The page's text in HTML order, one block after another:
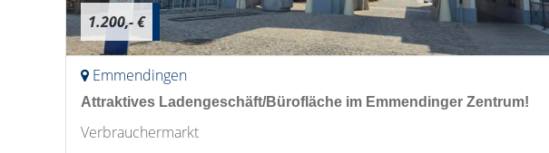
1.200,- €
Emmendingen
Attraktives Ladengeschäft/Bürofläche im Emmendinger Zentrum!
Verbrauchermarkt